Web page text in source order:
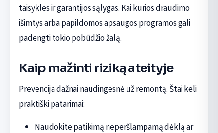
taisykles ir garantijos sąlygas. Kai kurios draudimo
išimtys arba papildomos apsaugos programos gali
padengti tokio pobūdžio žalą.
Kaip mažinti riziką ateityje
Prevencija dažnai naudingesnė už remontą. Štai keli
praktiški patarimai:
Naudokite patikimą neperšlampamą dėklą ar